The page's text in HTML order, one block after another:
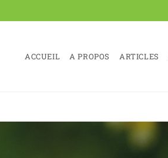
ACCUEIL A PROPOS ARTICLES